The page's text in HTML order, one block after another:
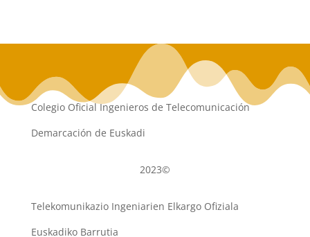
Colegio Oficial Ingenieros de Telecomunicación
Demarcación de Euskadi
2023©
Telekomunikazio Ingeniarien Elkargo Ofiziala
Euskadiko Barrutia